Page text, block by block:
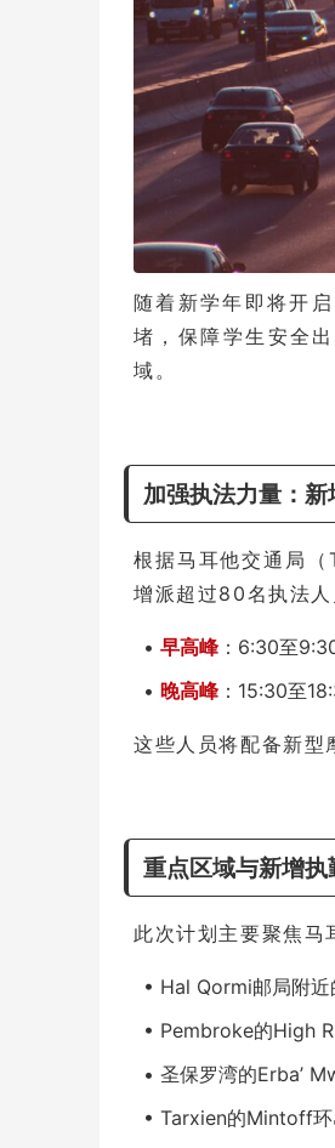
随着新学年即将开
堵，保障学生安全
域。
加强执法力量：
根据马耳他交通局
增派超过80名执法人
• 早高峰：6:30至
• 晚高峰：15:30至
这些人员将配备新型
重点区域与新增执
此次计划主要聚焦马
• Hal Qormi邮局附近
• Pembroke的High
• 圣保罗湾的Erba’
• Tarxien的Mintoff环